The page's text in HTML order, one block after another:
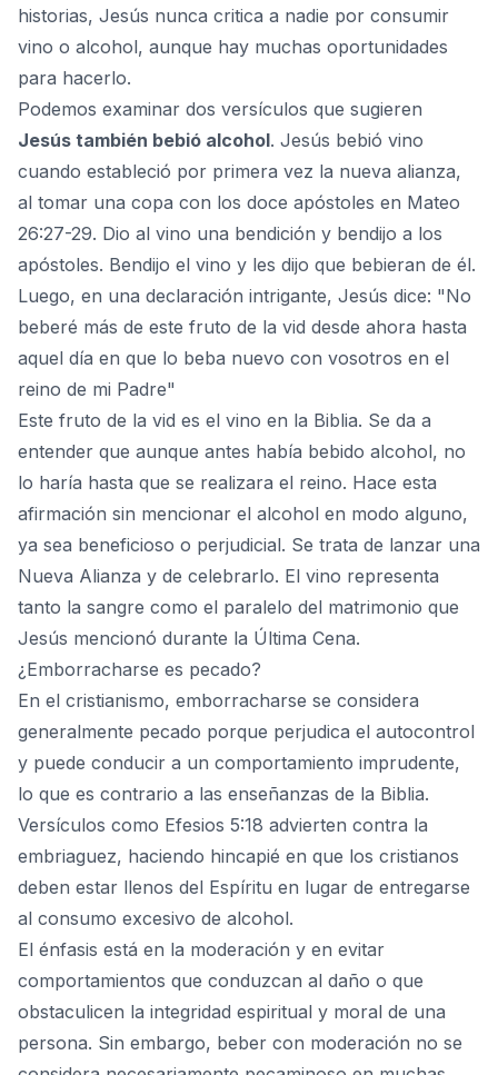
historias, Jesús nunca critica a nadie por consumir
vino o alcohol, aunque hay muchas oportunidades
para hacerlo.
Podemos examinar dos versículos que sugieren
Jesús también bebió alcohol. Jesús bebió vino
cuando estableció por primera vez la nueva alianza,
al tomar una copa con los doce apóstoles en Mateo
26:27-29. Dio al vino una bendición y bendijo a los
apóstoles. Bendijo el vino y les dijo que bebieran de él.
Luego, en una declaración intrigante, Jesús dice: "No
beberé más de este fruto de la vid desde ahora hasta
aquel día en que lo beba nuevo con vosotros en el
reino de mi Padre"
Este fruto de la vid es el vino en la Biblia. Se da a
entender que aunque antes había bebido alcohol, no
lo haría hasta que se realizara el reino. Hace esta
afirmación sin mencionar el alcohol en modo alguno,
ya sea beneficioso o perjudicial. Se trata de lanzar una
Nueva Alianza y de celebrarlo. El vino representa
tanto la sangre como el paralelo del matrimonio que
Jesús mencionó durante la Última Cena.
¿Emborracharse es pecado?
En el cristianismo, emborracharse se considera
generalmente pecado porque perjudica el autocontrol
y puede conducir a un comportamiento imprudente,
lo que es contrario a las enseñanzas de la Biblia.
Versículos como Efesios 5:18 advierten contra la
embriaguez, haciendo hincapié en que los cristianos
deben estar llenos del Espíritu en lugar de entregarse
al consumo excesivo de alcohol.
El énfasis está en la moderación y en evitar
comportamientos que conduzcan al daño o que
obstaculicen la integridad espiritual y moral de una
persona. Sin embargo, beber con moderación no se